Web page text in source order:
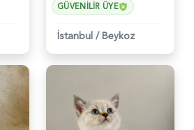
GÜVENILIR ÜYE
İstanbul / Beykoz